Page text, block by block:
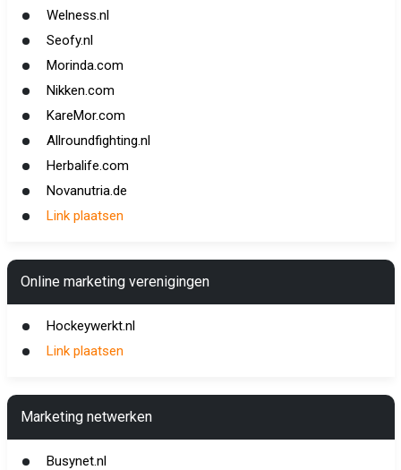
Welness.nl
Seofy.nl
Morinda.com
Nikken.com
KareMor.com
Allroundfighting.nl
Herbalife.com
Novanutria.de
Link plaatsen
Online marketing verenigingen
Hockeywerkt.nl
Link plaatsen
Marketing netwerken
Busynet.nl